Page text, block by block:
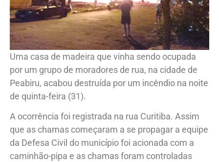
Uma casa de madeira que vinha sendo ocupada
por um grupo de moradores de rua, na cidade de
Peabiru, acabou destruída por um incêndio na noite
de quinta-feira (31).
A ocorrência foi registrada na rua Curitiba. Assim
que as chamas começaram a se propagar a equipe
da Defesa Civil do município foi acionada com a
caminhão-pipa e as chamas foram controladas